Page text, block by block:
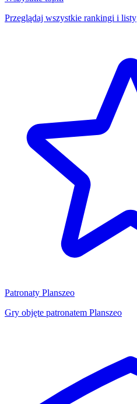
Przeglądaj wszystkie rankingi i listy
Patronaty Planszeo
Gry objęte patronatem Planszeo